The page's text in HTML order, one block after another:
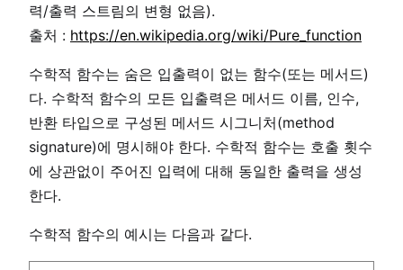
력/출력 스트림의 변형 없음).
출처 : https://en.wikipedia.org/wiki/Pure_function
수학적 함수는 숨은 입출력이 없는 함수(또는 메서드)
다. 수학적 함수의 모든 입출력은 메서드 이름, 인수,
반환 타입으로 구성된 메서드 시그니처(method
signature)에 명시해야 한다. 수학적 함수는 호출 횟수
에 상관없이 주어진 입력에 대해 동일한 출력을 생성
한다.
수학적 함수의 예시는 다음과 같다.